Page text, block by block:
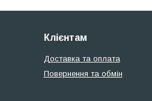
Клієнтам
Доставка та оплата
Повернення та обмін